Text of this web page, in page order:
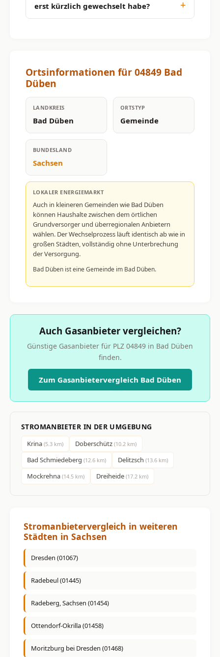
erst kürzlich gewechselt habe?
Ortsinformationen für 04849 Bad
Düben
LANDKREIS
Bad Düben
ORTSTYP
Gemeinde
BUNDESLAND
Sachsen
LOKALER ENERGIEMARKT
Auch in kleineren Gemeinden wie Bad Düben
können Haushalte zwischen dem örtlichen
Grundversorger und überregionalen Anbietern
wählen. Der Wechselprozess läuft identisch ab wie in
großen Städten, vollständig ohne Unterbrechung
der Versorgung.
Bad Düben ist eine Gemeinde im Bad Düben.
Auch Gasanbieter vergleichen?
Günstige Gasanbieter für PLZ 04849 in Bad Düben
finden.
Zum Gasanbietervergleich Bad Düben
STROMANBIETER IN DER UMGEBUNG
Krina (5.3 km) Doberschütz (10.2 km)
Bad Schmiedeberg (12.6 km) Delitzsch (13.6 km)
Mockrehna (14.5 km) Dreiheide (17.2 km)
Stromanbietervergleich in weiteren
Städten in Sachsen
Dresden (01067)
Radebeul (01445)
Radeberg, Sachsen (01454)
Ottendorf-Okrilla (01458)
Moritzburg bei Dresden (01468)